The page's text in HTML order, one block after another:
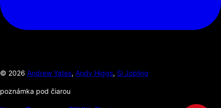
© 2026 Andrew Yates, Andy Higgs, Si Jobling
poznámka pod čiarou